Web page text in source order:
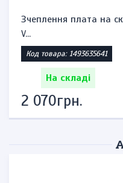
Зчеплення плата на
V...
Код товара: 1493635641
На складі
2 070грн.